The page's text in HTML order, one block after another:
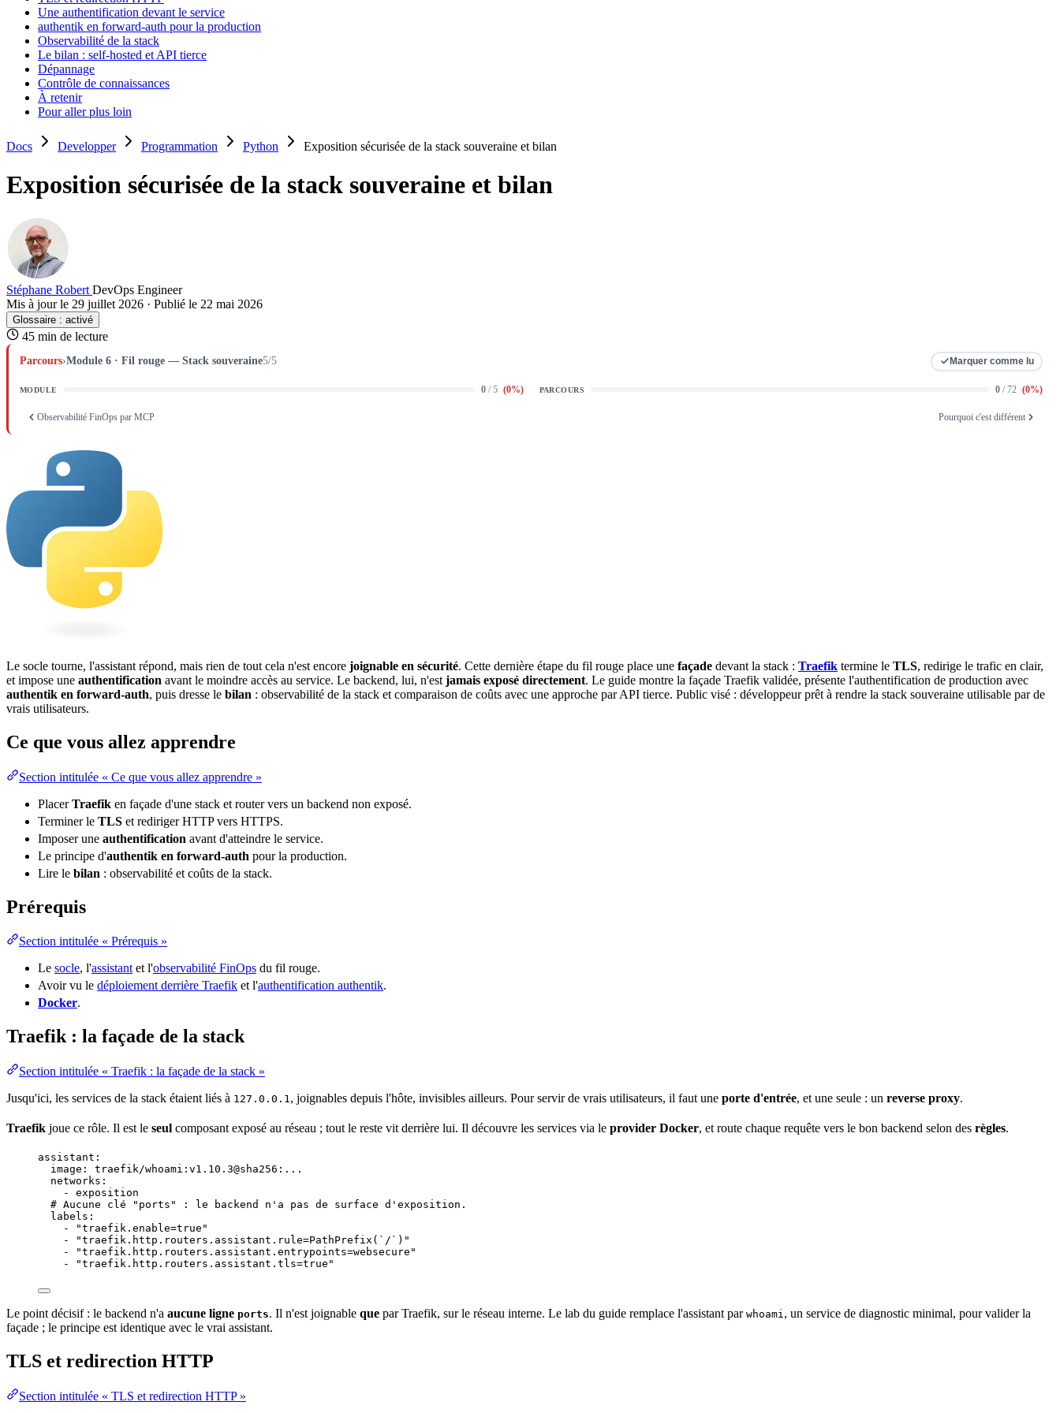
Une authentification devant le service
authentik en forward-auth pour la production
Observabilité de la stack
Le bilan : self-hosted et API tierce
Dépannage
Contrôle de connaissances
À retenir
Pour aller plus loin
Docs Developper Programmation Python Exposition sécurisée de la stack souveraine et bilan
Exposition sécurisée de la stack souveraine et bilan
Stéphane Robert DevOps Engineer
Mis à jour le 29 juillet 2026 · Publié le 22 mai 2026
Glossaire : activé
45 min de lecture
Parcours›Module 6 · Fil rouge — Stack souveraine5/5 Marquer comme lu
MODULE 0 / 5 (0%) PARCOURS 0 / 72 (0%)
Observabilité FinOps par MCP Pourquoi c'est différent
Le socle tourne, l'assistant répond, mais rien de tout cela n'est encore joignable en sécurité. Cette dernière étape du fil rouge place une façade devant la stack : Traefik termine le TLS, redirige le trafic en clair,
et impose une authentification avant le moindre accès au service. Le backend, lui, n'est jamais exposé directement. Le guide montre la façade Traefik validée, présente l'authentification de production avec
authentik en forward-auth, puis dresse le bilan : observabilité de la stack et comparaison de coûts avec une approche parAPI tierce. Public visé : développeur prêt à rendre la stack souveraine utilisable par de
vrais utilisateurs.
Ce que vous allez apprendre
Section intitulée « Ce que vous allez apprendre »
PlacerTraefik en façade d'une stack et router vers un backend non exposé.
Terminer le TLS et redirigerHTTPvers HTTPS.
Imposer une authentification avant d'atteindre le service.
Le principe d'authentik en forward-auth pour la production.
Lire le bilan : observabilité et coûts de la stack.
Prérequis
Section intitulée « Prérequis »
Le socle, l'assistantet l'observabilité FinOps du fil rouge.
Avoir vu le déploiement derrière Traefik et l'authentification authentik.
Docker.
Traefik : la façade de la stack
Section intitulée « Traefik : la façade de la stack »
Jusqu'ici, les services de la stack étaient liés à 127.0.0.1, joignables depuis l'hôte, invisibles ailleurs. Pour servir de vrais utilisateurs, il faut une porte d'entrée, et une seule : un reverse proxy.
Traefik joue ce rôle. Il est le seul composant exposé au réseau ; tout le reste vit derrière lui. Il découvre les services via le provider Docker, et route chaque requête vers le bon backend selon des règles.
assistant :
image : traefik/whoami:v1.10.3@sha256:...
networks :
- exposition
# Aucune clé "ports" : le backend n'a pas de surface d'exposition.
labels :
-
"traefik.enable=true "
-
"traefik.http.routers.assistant.rule=PathPrefix(`/`) "
-
"traefik.http.routers.assistant.entrypoints=websecure "
-
"traefik.http.routers.assistant.tls=true "
Le point décisif : le backend n'a aucune ligne ports. Il n'est joignable que par Traefik, sur le réseau interne. Le lab du guide remplace l'assistant par whoami, un service de diagnostic minimal, pour valider la
façade ; le principe est identique avec le vrai assistant.
TLS et redirection HTTP
Section intitulée « TLS et redirection HTTP »